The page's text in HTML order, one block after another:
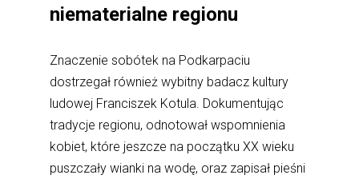
niematerialne regionu
Znaczenie sobótek na Podkarpaciu
dostrzegał również wybitny badacz kultury
ludowej Franciszek Kotula. Dokumentując
tradycje regionu, odnotował wspomnienia
kobiet, które jeszcze na początku XX wieku
puszczały wianki na wodę, oraz zapisał pieśni